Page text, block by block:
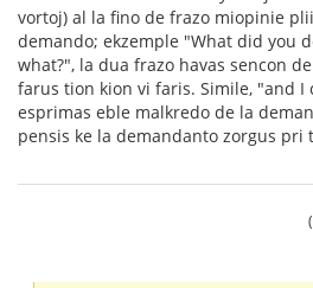
vortoj) al la fino de frazo miopinie
demando; ekzemple "What did you
what?", la dua frazo havas sencon
farus tion kion vi faris. Simile, "and I
esprimas eble malkredo de la
pensis ke la demandanto zorgus pri
)